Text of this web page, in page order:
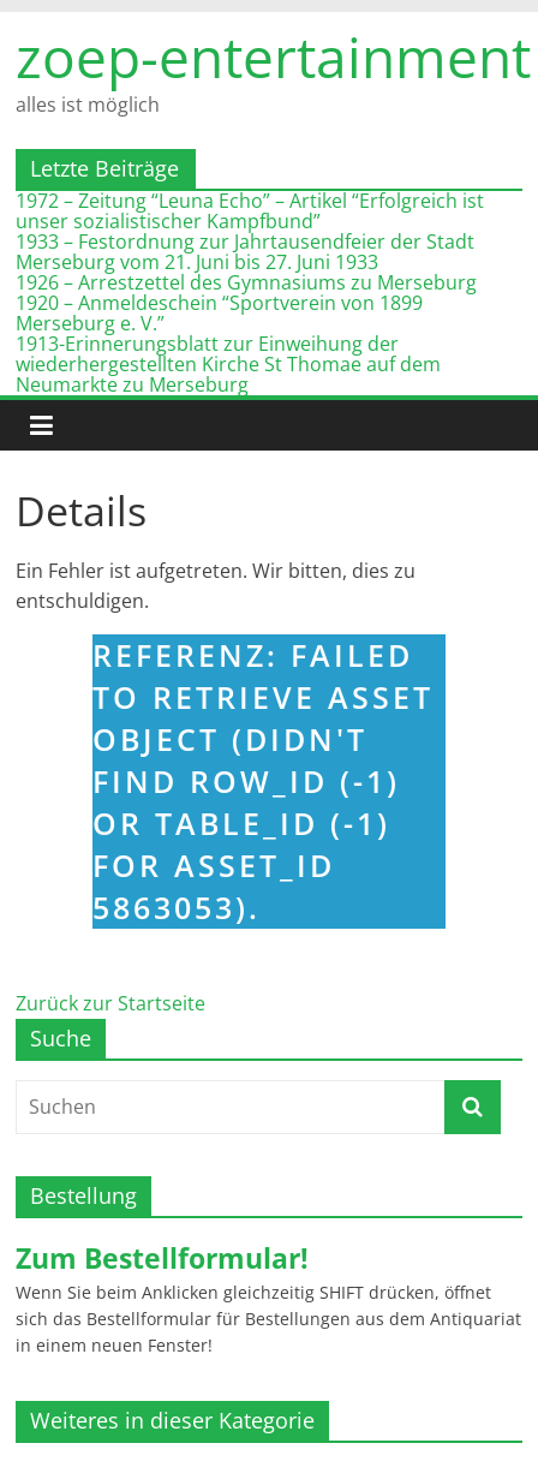
Inhalt
springen
zoep-entertainment
alles ist möglich
Letzte Beiträge
1972 – Zeitung “Leuna Echo” – Artikel “Erfolgreich ist
unser sozialistischer Kampfbund”
1933 – Festordnung zur Jahrtausendfeier der Stadt
Merseburg vom 21. Juni bis 27. Juni 1933
1926 – Arrestzettel des Gymnasiums zu Merseburg
1920 – Anmeldeschein “Sportverein von 1899
Merseburg e. V.”
1913-Erinnerungsblatt zur Einweihung der
wiederhergestellten Kirche St Thomae auf dem
Neumarkte zu Merseburg
Details
Ein Fehler ist aufgetreten. Wir bitten, dies zu
entschuldigen.
REFERENZ: FAILED
TO RETRIEVE ASSET
OBJECT (DIDN'T
FIND ROW_ID (-1)
OR TABLE_ID (-1)
FOR ASSET_ID
5863053).
Zurück zur Startseite
Suche
Bestellung
Zum Bestellformular!
Wenn Sie beim Anklicken gleichzeitig SHIFT drücken, öffnet
sich das Bestellformular für Bestellungen aus dem Antiquariat
in einem neuen Fenster!
Weiteres in dieser Kategorie